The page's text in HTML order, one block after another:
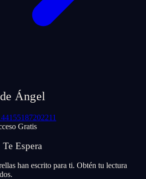
Ángel
155187202211
Gratis
Espera
han escrito para ti. Obtén tu lectura